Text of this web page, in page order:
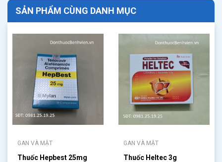
SẢN PHẨM CÙNG DANH MỤC
GAN VÀ MẬT
Thuốc Hepbest 25mg
GAN VÀ MẬT
Thuốc Heltec 3g